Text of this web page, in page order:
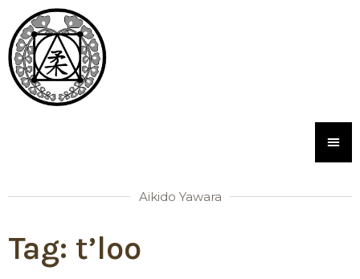
Aikido Yawara
Tag: t’loo